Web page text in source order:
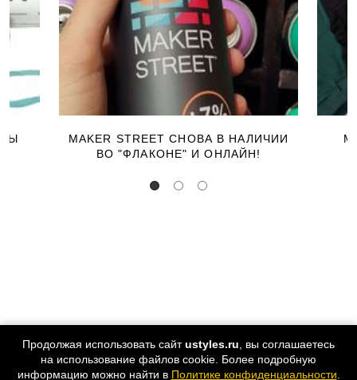
MAKER STREET СНОВА В НАЛИЧИИ
ВО "ФЛАКОНЕ" И ОНЛАЙН!
Продолжая использовать сайтustyles.ru , вы соглашаетесь
на использование файлов cookie. Более подробную
информацию можно найти в Политике конфиденциальности